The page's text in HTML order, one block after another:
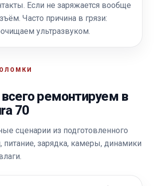
Если не заряжается вообще
Часто причина в грязи:
ультразвуком.
ремонтируем в
70
сценарии из подготовленного
питание, зарядка, камеры, динамики